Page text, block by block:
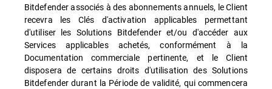
Bitdefender associés à des abonnements annuels, le Client
recevra les Clés d'activation applicables permettant
d'utiliser les Solutions Bitdefender et/ou d'accéder aux
Services applicables achetés, conformément à la
Documentation commerciale pertinente, et le Client
disposera de certains droits d'utilisation des Solutions
Bitdefender durant la Période de validité, qui commencera